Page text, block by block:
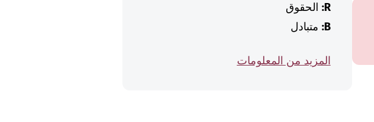
R: الحقوق
B: متبادل
المزيد من المعلومات